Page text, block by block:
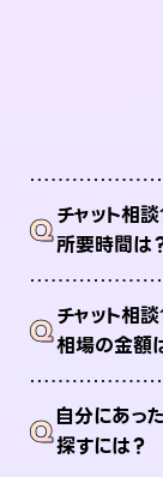
Qチャット相
所要時間は
Qチャット相
相場の金額
Q自分にあっ
探すには？